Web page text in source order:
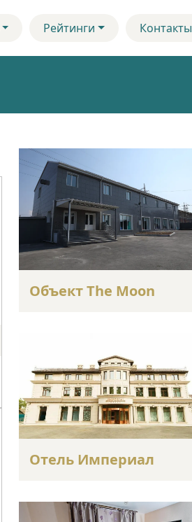
Рейтинги Контакты
Объект The Moon
Отель Империал